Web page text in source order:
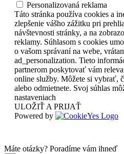
Personalizovaná reklama
Táto stránka používa cookies a
zlepšenie vášho zážitku pri
návštevnosti stránky, a na
reklamy. Súhlasom s cookies
o vašom správaní na webe,
ad_personalization. Tieto
partnerom poskytovať vám
online služby. Môžete si vybrať,
alebo odmietnete. Svoj súhlas
nastaveniach
ULOŽIŤ A PRIJAŤ
Powered by
Máte otázky? Poradíme vám ihneď